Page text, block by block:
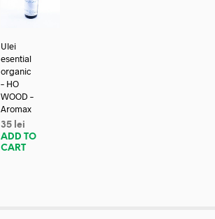
Ulei
esential
organic
– HO
WOOD –
Aromax
35 lei
ADD TO
CART